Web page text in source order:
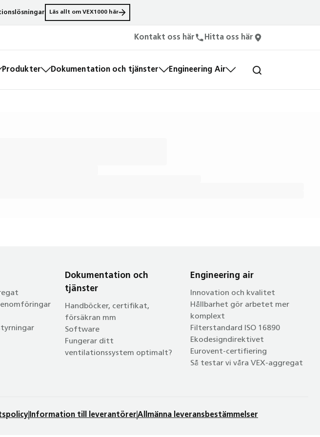
Läs allt om VEX1000 här
Kontakt oss här Hitta oss här
Produkter Dokumentation och tjänster Engineering Air
Dokumentation och
tjänster
Handböcker, certifikat,
försäkran mm
Software
Fungerar ditt
ventilationssystem optimalt?
Engineering air
Innovation och kvalitet
Hållbarhet gör arbetet mer
komplext
Filterstandard ISO 16890
Ekodesigndirektivet
Eurovent-certifiering
Så testar vi våra VEX-aggregat
Information till leverantörerAllmänna leveransbestämmelser